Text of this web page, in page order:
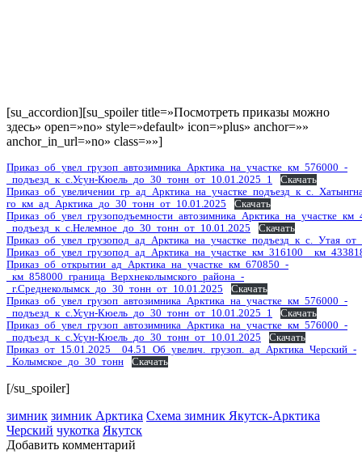
[su_accordion][su_spoiler title=»Посмотреть приказы можно
здесь» open=»no» style=»default» icon=»plus» anchor=»»
anchor_in_url=»no» class=»»]
Приказ_об_увел_грузоп_автозимника_Арктика_на_участке_км_576000_-
_подъезд_к_с.Усун-Кюель_до_30_тонн_от_10.01.2025_1
Скачать
го_км_ад_Арктика_до_30_тонн_от_10.01.2025
Скачать
_подъезд_к_с.Нелемное_до_30_тонн_от_10.01.2025
Скачать
Приказ_об_открытии_ад_Арктика_на_участке_км_670850_-
_км_858000_граница_Верхнеколымского_района_-
_г.Среднеколымск_до_30_тонн_от_10.01.2025
Скачать
Приказ_об_увел_грузоп_автозимника_Арктика_на_участке_км_576000_-
_подъезд_к_с.Усун-Кюель_до_30_тонн_от_10.01.2025_1
Скачать
Приказ_об_увел_грузоп_автозимника_Арктика_на_участке_км_576000_-
_подъезд_к_с.Усун-Кюель_до_30_тонн_от_10.01.2025
Скачать
Приказ_от_15.01.2025__04.51_Об_увелич._грузоп._ад_Арктика_Черский_-
_Колымское_до_30_тонн
Скачать
[/su_spoiler]
зимник зимник Арктика Схема зимник Якутск-Арктика
Черский чукотка Якутск
Добавить комментарий